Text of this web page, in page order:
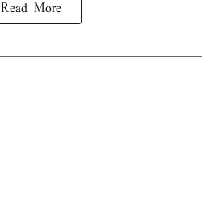
Read More